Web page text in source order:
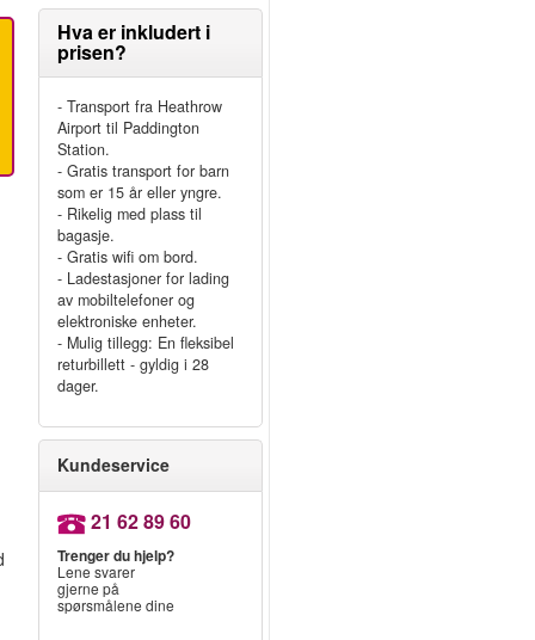
Hva er inkludert i
prisen?
- Transport fra Heathrow
Airport til Paddington
Station.
- Gratis transport for barn
som er 15 år eller yngre.
- Rikelig med plass til
bagasje.
- Gratis wifi om bord.
- Ladestasjoner for lading
av mobiltelefoner og
elektroniske enheter.
- Mulig tillegg: En fleksibel
returbillett - gyldig i 28
dager.
Kundeservice
21 62 89 60
Trenger du hjelp?
Lene svarer
gjerne på
spørsmålene dine